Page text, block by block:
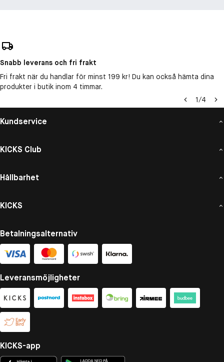
Snabb leverans och fri frakt
Fri frakt när du handlar för minst 199 kr! Du kan också hämta dina
produkter i butik inom 4 timmar.
1/4
Kundservice
KICKS Club
Hållbarhet
KICKS
Betalningsalternativ
Leveransmöjligheter
KICKS-app